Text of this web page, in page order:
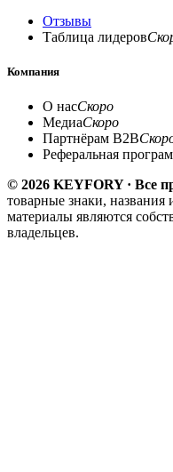
Отзывы
Таблица лидеров
Компания
О насСкоро
МедиаСкоро
Партнёрам B2B
Реферальная
© 2026 KEYFORY · Все
товарные знаки,
материалы являются
владельцев.